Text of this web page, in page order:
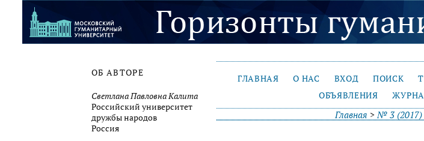
ОБ АВТОРЕ
Светлана Павловна Калита
Российский университет
дружбы народов
Россия
ГЛАВНАЯ О НАС ВХОД ПОИСК
ОБЪЯВЛЕНИЯ
Главная >№ 3 (2017)